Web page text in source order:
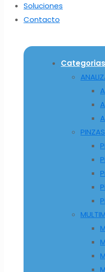
Soluciones
Contacto
Categorias